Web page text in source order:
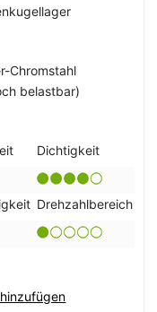
Chromstahl
belastbar)
Dichtigkeit
Drehzahlbereich